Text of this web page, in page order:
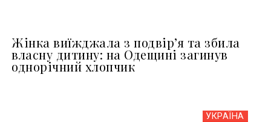
Жінка виїжджала з подвір’я та збила
власну дитину: на Одещині загинув
однорічний хлопчик
УКРАЇНА